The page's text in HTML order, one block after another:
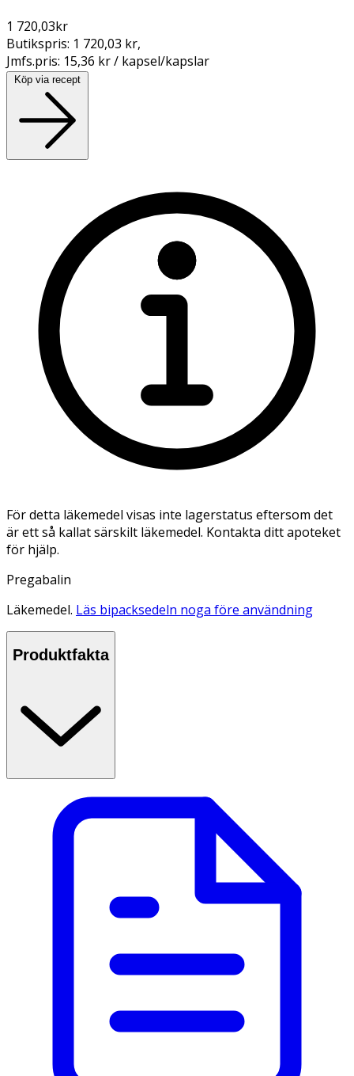
1 720,03kr
Butikspris: 1 720,03 kr,
Jmfs.pris: 15,36 kr / kapsel/kapslar
Köp via recept
För detta läkemedel visas inte lagerstatus eftersom det
är ett så kallat särskilt läkemedel. Kontakta ditt apoteket
för hjälp.
Pregabalin
Läkemedel. Läs bipacksedeln noga före användning
Produktfakta